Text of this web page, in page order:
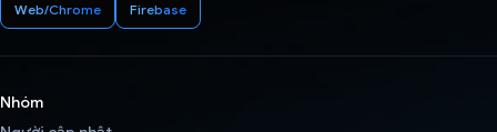
Web/Chrome Firebase
Nhóm